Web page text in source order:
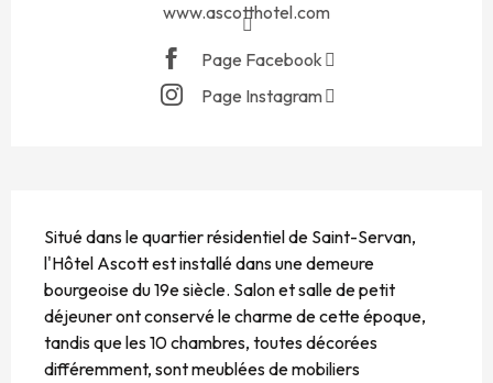
www.ascotthotel.com
Page Facebook
Page Instagram
Situé dans le quartier résidentiel de Saint-Servan,
l'Hôtel Ascott est installé dans une demeure
bourgeoise du 19e siècle. Salon et salle de petit
déjeuner ont conservé le charme de cette époque,
tandis que les 10 chambres, toutes décorées
différemment, sont meublées de mobiliers